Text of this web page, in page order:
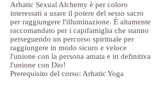
Arhatic Sexual Alchemy è per coloro
interessati a usare il potere del sesso sacro
per raggiungere l'illuminazione. È altamente
raccomandato per i capifamiglia che stanno
perseguendo un percorso spirituale per
raggiungere in modo sicuro e veloce
l'unione con la persona amata e in definitiva
l'unione con Dio!
Prerequisito del corso: Arhatic Yoga